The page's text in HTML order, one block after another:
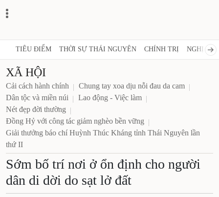
TIÊU ĐIỂM THỜI SỰ THÁI NGUYÊN CHÍNH TRỊ NGHỊ
XÃ HỘI
Cải cách hành chính
Chung tay xoa dịu nỗi đau da cam
Dân tộc và miền núi
Lao động - Việc làm
Nét đẹp đời thường
Đồng Hỷ với công tác giảm nghèo bền vững
Giải thưởng báo chí Huỳnh Thúc Kháng tỉnh Thái Nguyên lần
thứ II
Sớm bố trí nơi ở ổn định cho người
dân di dời do sạt lở đất